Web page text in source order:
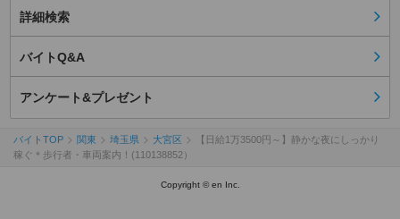
詳細検索
バイトQ&A
アンケート&プレゼント
バイトTOP 関東 埼玉県 大宮区
【日給1万3500円～】静かな夜にしっかり
稼ぐ＊歩行者・車両案内！(110138852）
Copyright © en Inc.